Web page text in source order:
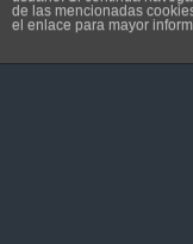
de las mencionadas
el enlace para mayor